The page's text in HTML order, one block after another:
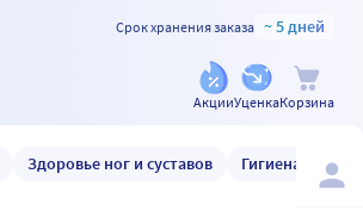
Срок хранения заказа ~ 5 дней
АкцииУценкаКорзина
Здоровье ног и суставов Гигиена и уход